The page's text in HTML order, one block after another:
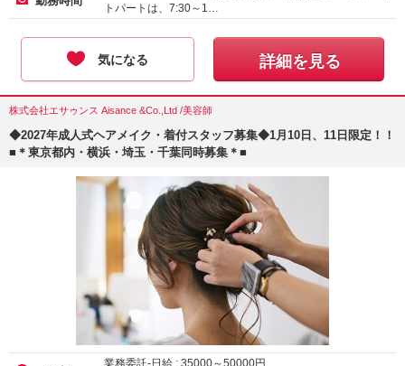
トパートは、7:30～1…
気になる 詳細を見る
株式会社エサゥンス Aisance &Co.,Ltd /美容師
◆2027年成人式ヘアメイク・着付スタッフ募集◆1月10日、11日限定！！
■＊東京都内・横浜・埼玉・千葉同時募集＊■
業務委託-日給 : 35000～50000円